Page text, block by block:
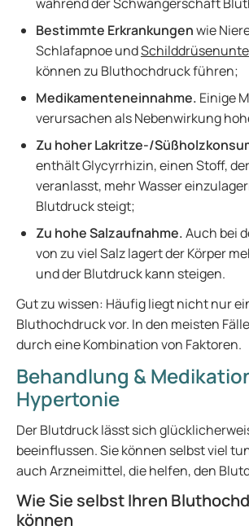
Bestimmte Erkrankungenwie
Schlafapnoe und
können zu Bluthochdruck führen;
Medikamenteneinnahme. Einige
verursachen als Nebenwirkung
Zu hoher Lakritze-/
enthält Glycyrrhizin, einen Stoff,
veranlasst, mehr Wasser
Blutdruck steigt;
Zu hohe Salzaufnahme.Auch bei
von zu viel Salz lagert der Körper
und der Blutdruck kann steigen.
Gut zu wissen: Häufig liegt nicht nur
Bluthochdruck vor. In den meisten
durch eine Kombination von Faktoren.
Behandlung &
Hypertonie
Der Blutdruck lässt sich
beeinflussen. Sie können selbst viel
auch Arzneimittel, die helfen, den
Wie Sie selbst Ihren
können